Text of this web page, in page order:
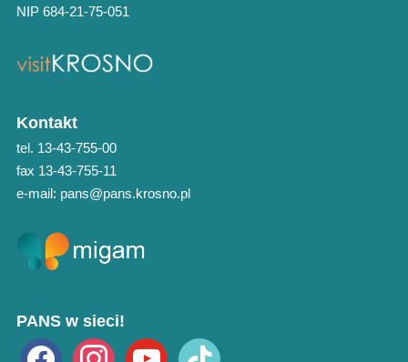
NIP 684-21-75-051
Kontakt
tel. 13-43-755-00
fax 13-43-755-11
e-mail: pans@pans.krosno.pl
PANS w sieci!
facebook instagramyoutube tiktok